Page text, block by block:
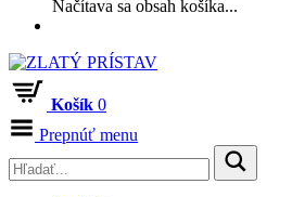
Načítava sa obsah košíka...
Košík 0
Prepnúť menu